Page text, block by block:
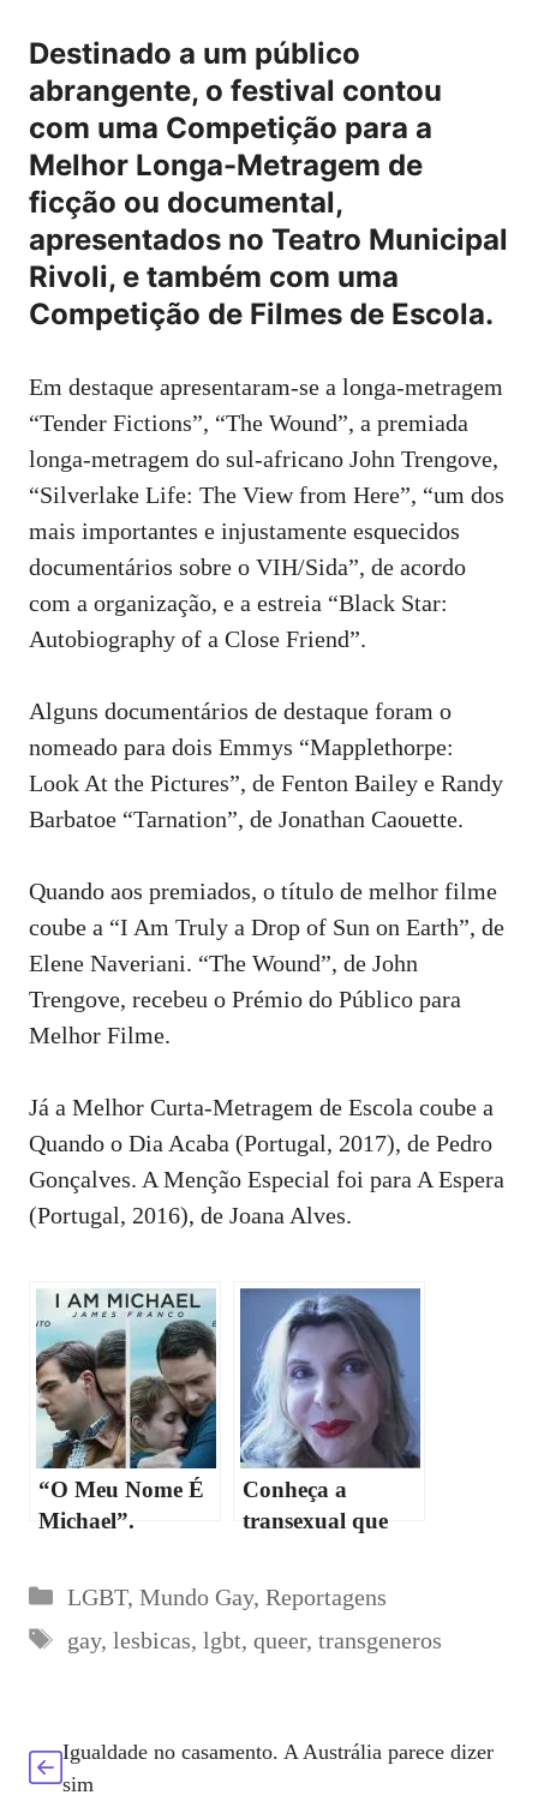
Destinado a um público
abrangente, o festival contou
com uma Competição para a
Melhor Longa-Metragem de
ficção ou documental,
apresentados no Teatro Municipal
Rivoli, e também com uma
Competição de Filmes de Escola.
Em destaque apresentaram-se a longa-metragem
“Tender Fictions”, “The Wound”, a premiada
longa-metragem do sul-africano John Trengove,
“Silverlake Life: The View from Here”, “um dos
mais importantes e injustamente esquecidos
documentários sobre o VIH/Sida”, de acordo
com a organização, e a estreia “Black Star:
Autobiography of a Close Friend”.
Alguns documentários de destaque foram o
nomeado para dois Emmys “Mapplethorpe:
Look At the Pictures”, de Fenton Bailey e Randy
Barbatoe “Tarnation”, de Jonathan Caouette.
Quando aos premiados, o título de melhor filme
coube a “I Am Truly a Drop of Sun on Earth”, de
Elene Naveriani. “The Wound”, de John
Trengove, recebeu o Prémio do Público para
Melhor Filme.
Já a Melhor Curta-Metragem de Escola coube a
Quando o Dia Acaba (Portugal, 2017), de Pedro
Gonçalves. A Menção Especial foi para A Espera
(Portugal, 2016), de Joana Alves.
“O Meu Nome É
Michael”.
Conheça a
transexual que
preconceito se
tornou uma
Categorias
LGBT, Mundo Gay, Reportagens
Etiquetas
gay, lesbicas, lgbt, queer, transgeneros
Igualdade no casamento. A Austrália parece dizer
sim